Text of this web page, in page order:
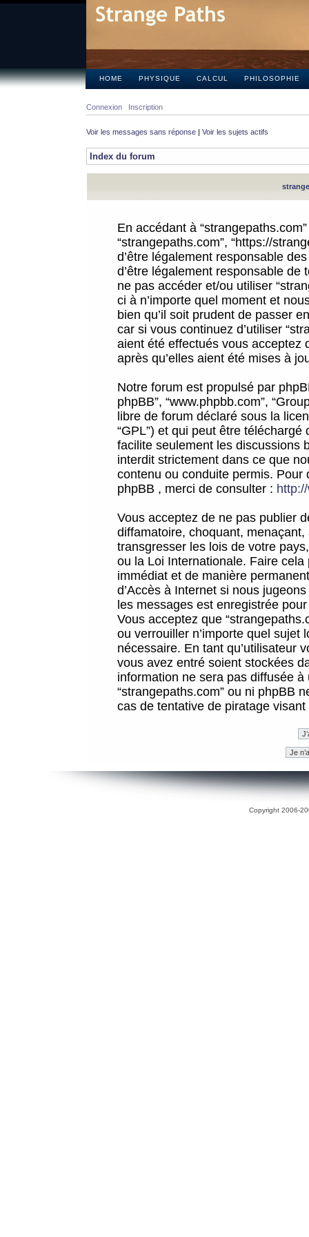
HOME PHYSIQUE CALCUL PHILOSOPHIE
Connexion Inscription
Voir les messages sans réponse | Voir les sujets actifs
Index du forum
En accédant à
“strangepaths.com”, “https://
d’être légalement responsable
d’être légalement responsable
ne pas accéder et/ou utiliser
ci à n’importe quel moment et
bien qu’il soit prudent de passer
car si vous continuez d’utiliser
aient été effectués vous acceptez
après qu’elles aient été mises à
Notre forum est propulsé par
phpBB”, “www.phpbb.com”,
libre de forum déclaré sous la
“GPL”) et qui peut être téléchargé
facilite seulement les discussions
interdit strictement dans ce que
contenu ou conduite permis.
phpBB , merci de consulter :
Vous acceptez de ne pas publier
diffamatoire, choquant,
transgresser les lois de votre
ou la Loi Internationale. Faire
immédiat et de manière
d’Accès à Internet si nous
les messages est enregistrée
Vous acceptez que
ou verrouiller n’importe quel sujet
nécessaire. En tant qu’utilisateur
vous avez entré soient stockées
information ne sera pas diffusée
“strangepaths.com” ou ni phpBB
cas de tentative de piratage
Copyright 2006-